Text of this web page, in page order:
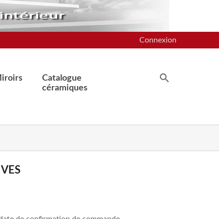
Connexion
Catalogue
céramiques